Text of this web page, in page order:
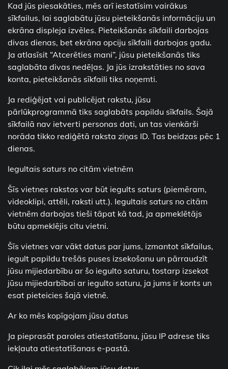
Kad jūs piesakāties, mēs arī iestatīsim vairākus
sīkfailus, lai saglabātu jūsu pieteikšanās informāciju un
ekrāna displeja izvēles. Pieteikšanās sīkfaili darbojas
divas dienas, bet ekrāna opciju sīkfaili darbojas gadu.
Ja atlasīsit “Atcerēties mani”, jūsu pieteikšanās tiks
saglabāta divas nedēļas. Ja jūs izrakstāties no sava
konta, pieteikšanās sīkfaili tiks noņemti.
Ja rediģējat vai publicējat rakstu, jūsu
pārlūkprogrammā tiks saglabāts papildu sīkfails. Šajā
sīkfailā nav ietverti personas dati, un tas vienkārši
norāda tikko rediģētā raksta ziņas ID. Tas beidzas pēc 1
dienas.
Iegultais saturs no citām vietnēm
Šīs vietnes rakstos var būt iegults saturs (piemēram,
videoklipi, attēli, raksti utt.). Iegultais saturs no citām
vietnēm darbojas tieši tāpat kā tad, ja apmeklētājs
būtu apmeklējis citu vietni.
Šīs vietnes var vākt datus par jums, izmantot sīkfailus,
iegult papildu trešās puses izsekošanu un pārraudzīt
jūsu mijiedarbību ar šo iegulto saturu, tostarp izsekot
jūsu mijiedarbībai ar iegulto saturu, ja jums ir konts un
esat pieteicies šajā vietnē.
Ar ko mēs kopīgojam jūsu datus
Ja pieprasāt paroles atiestatīšanu, jūsu IP adrese tiks
iekļauta atiestatīšanas e-pastā.